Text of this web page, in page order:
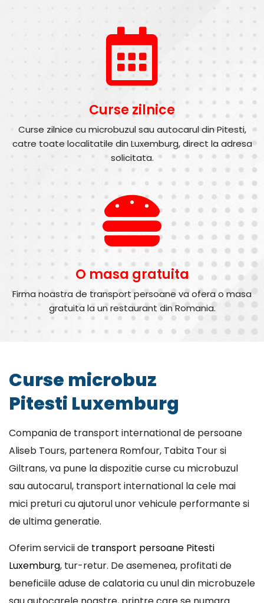
Curse zilnice
Curse zilnice cu microbuzul sau autocarul din Pitesti,
catre toate localitatile din Luxemburg, direct la adresa
solicitata.
O masa gratuita
Firma noastra de transport persoane va ofera o masa
gratuita la un restaurant din Romania.
Curse microbuz
Pitesti Luxemburg
Compania de transport international de persoane
Aliseb Tours, partenera Romfour, Tabita Tour si
Giltrans, va pune la dispozitie curse cu microbuzul
sau autocarul, transport international la cele mai
mici preturi cu ajutorul unor vehicule performante si
de ultima generatie.
Oferim servicii de transport persoane Pitesti
Luxemburg, tur-retur. De asemenea, profitati de
beneficiile aduse de calatoria cu unul din microbuzele